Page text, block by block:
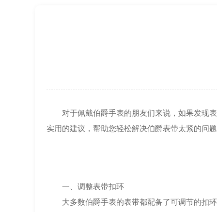
对于佩戴伯爵手表的朋友们来说，如果发现表
实用的建议，帮助您轻松解决伯爵表带太紧的问
一、调整表带扣环
大多数伯爵手表的表带都配备了可调节的扣环